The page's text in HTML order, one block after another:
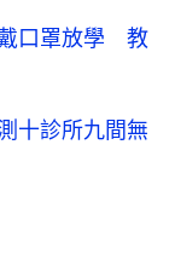
口罩放學 教
十診所九間無